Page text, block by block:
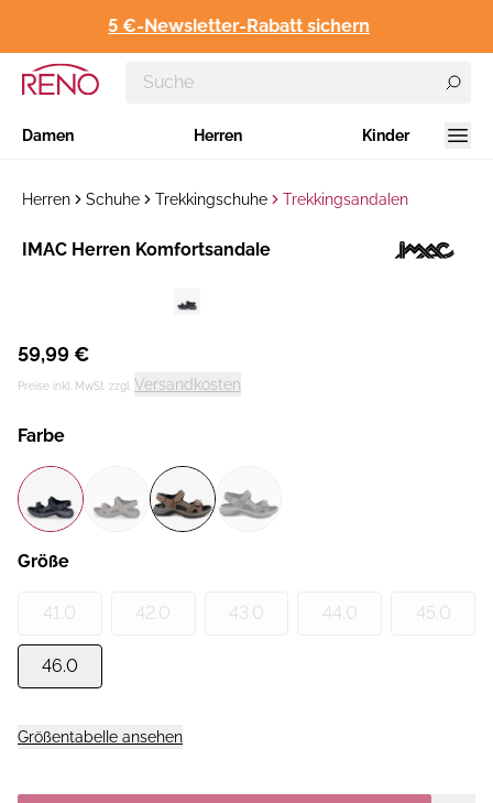
5 €-Newsletter-Rabatt sichern
Damen Herren Kinder
Herren Schuhe Trekkingschuhe Trekkingsandalen
Hersteller:
​IMAC Herren Komfortsandale
59,99 €
Preise inkl. MwSt. zzgl. Versandkosten
Farbe
Größe
41.0 42.0 43.0 44.0 45.0
46.0
Größentabelle ansehen